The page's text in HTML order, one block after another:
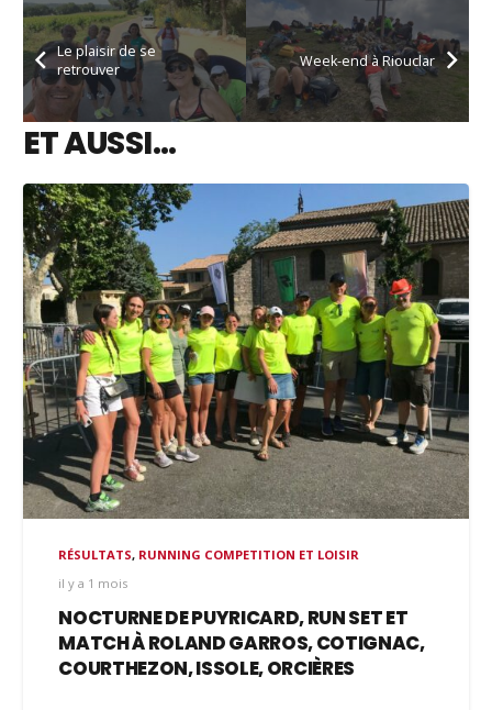
Le plaisir de se
retrouver
Week-end à Riouclar
ET AUSSI…
RÉSULTATS, RUNNING COMPETITION ET LOISIR
il y a 1 mois
NOCTURNE DE PUYRICARD, RUN SET ET
MATCH À ROLAND GARROS, COTIGNAC,
COURTHEZON, ISSOLE, ORCIÈRES